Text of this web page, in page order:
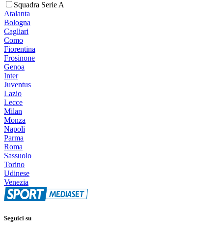
Squadra Serie A
Atalanta
Bologna
Cagliari
Como
Fiorentina
Frosinone
Genoa
Inter
Juventus
Lazio
Lecce
Milan
Monza
Napoli
Parma
Roma
Sassuolo
Torino
Udinese
Venezia
Seguici su